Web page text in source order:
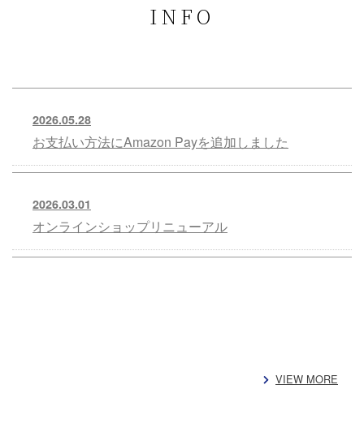
INFO
2026.05.28
お支払い方法にAmazon Payを追加しました
2026.03.01
オンラインショップリニューアル
VIEW MORE